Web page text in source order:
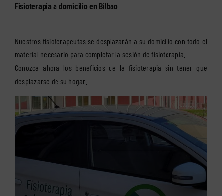
Fisioterapia a domicilio en Bilbao
Nuestros fisioterapeutas se desplazarán a su domicilio con todo el
material necesario para completar la sesión de fisioterapia.
Conozca ahora los beneficios de la fisioterapia sin tener que
desplazarse de su hogar.